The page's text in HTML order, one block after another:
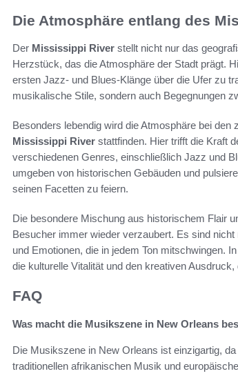
Die Atmosphäre entlang des
Der Mississippi River stellt nicht nur das
Herzstück, das die Atmosphäre der Stadt prägt.
ersten Jazz- und Blues-Klänge über die Ufer zu
musikalische Stile, sondern auch Begegnungen
Besonders lebendig wird die Atmosphäre bei
Mississippi River stattfinden. Hier trifft die Kraft
verschiedenen Genres, einschließlich Jazz und
umgeben von historischen Gebäuden und
seinen Facetten zu feiern.
Die besondere Mischung aus historischem Flair
Besucher immer wieder verzaubert. Es sind
und Emotionen, die in jedem Ton mitschwingen.
die kulturelle Vitalität und den kreativen
FAQ
Was macht die Musikszene in New Orleans
Die Musikszene in New Orleans ist einzigartig,
traditionellen afrikanischen Musik und